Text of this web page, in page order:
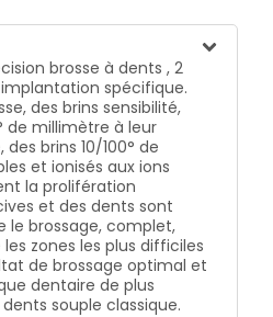
brosse à dents , 2
spécifique.
des brins sensibilité,
de millimètre à leur
brins 10/100° de
et ionisés aux ions
la prolifération
et des dents sont
le brossage, complet,
zones les plus difficiles
de brossage optimal et
dentaire de plus
souple classique.